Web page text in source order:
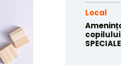
Local
copilului: